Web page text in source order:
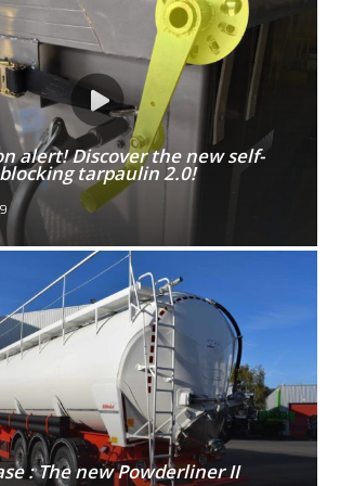
alert! Discover the new self-
blocking tarpaulin 2.0!
: The new Powderliner II